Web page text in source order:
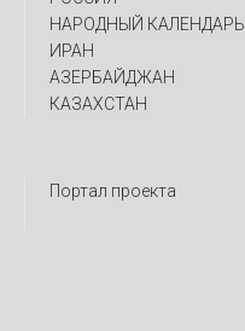
НАРОДНЫЙ КАЛЕНДАРЬ
ИРАН
АЗЕРБАЙДЖАН
КАЗАХСТАН
Портал проекта